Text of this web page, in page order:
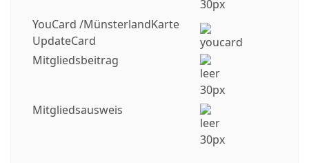
YouCard /MünsterlandKarte
UpdateCard
Mitgliedsbeitrag
Mitgliedsausweis